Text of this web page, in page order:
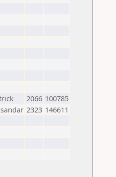
2066 100785
2323 146611